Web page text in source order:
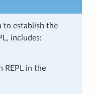
to establish the
includes:
REPL in the